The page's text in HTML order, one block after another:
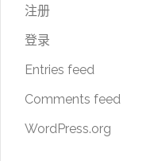
注册
登录
Entries feed
Comments feed
WordPress.org